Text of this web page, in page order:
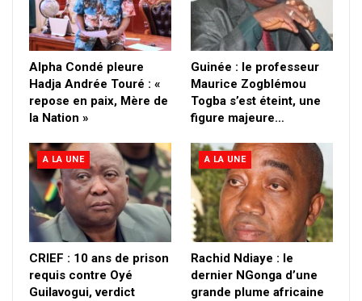
Alpha Condé pleure
Hadja Andrée Touré : «
repose en paix, Mère de
la Nation »
Guinée : le professeur
Maurice Zogblémou
Togba s’est éteint, une
figure majeure…
A LA UNE
CRIEF : 10 ans de prison
requis contre Oyé
Guilavogui, verdict
A LA UNE
Rachid Ndiaye : le
dernier NGonga d’une
grande plume africaine